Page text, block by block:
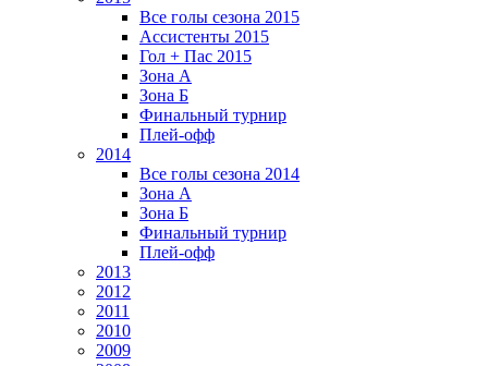
Все голы сезона 2015
Ассистенты 2015
Гол + Пас 2015
Зона А
Зона Б
Финальный турнир
Плей-офф
2014
Все голы сезона 2014
Зона А
Зона Б
Финальный турнир
Плей-офф
2013
2012
2011
2010
2009